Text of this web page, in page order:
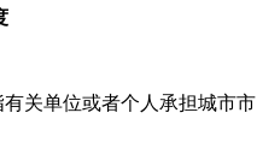
关单位或者个人承担城市市